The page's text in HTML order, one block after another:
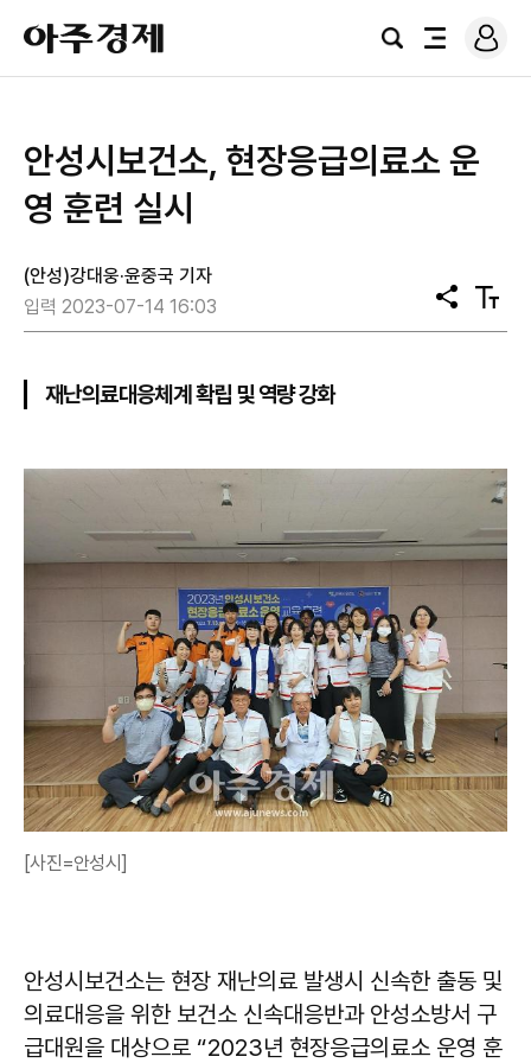
아
주
경
검
전
로
그
안성시보건소, 현장응급의료소 운
영 훈련 실시
(안성)강대웅·윤중국 기자
입력 2023-07-14 16:03
공
유
텍
스
재난의료대응체계 확립 및 역량 강화
[사진=안성시]
안성시보건소는 현장 재난의료 발생시 신속한 출동 및
의료대응을 위한 보건소 신속대응반과 안성소방서 구
급대원을 대상으로 “2023년 현장응급의료소 운영 훈